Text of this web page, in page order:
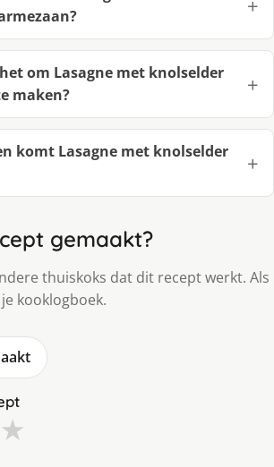
om Lasagne met knolselder
maken?
komt Lasagne met knolselder
gemaakt?
thuiskoks dat dit recept werkt. Als
kooklogboek.
★